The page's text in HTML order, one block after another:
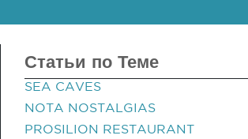
Статьи по Теме
SEA CAVES
NOTA NOSTALGIAS
PROSILION RESTAURANT